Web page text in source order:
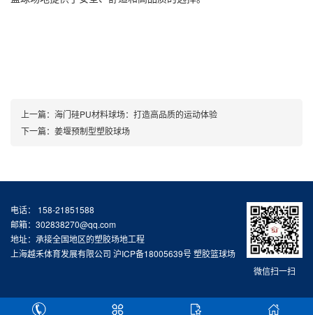
上一篇： 海门硅PU材料球场：打造高品质的运动体验
下一篇： 姜堰预制型塑胶球场
微信扫一扫
电话： 158-21851588
邮箱：302838270@qq.com
地址：承接全国地区的塑胶场地工程
上海越禾体育发展有限公司 沪ICP备18005639号塑胶篮球场